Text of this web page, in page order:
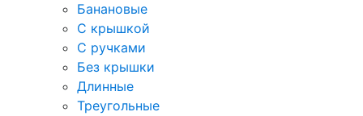
Банановые
С крышкой
С ручками
Без крышки
Длинные
Треугольные